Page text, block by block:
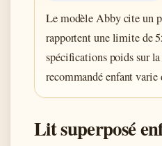
Le modèle Abby cite un
rapportent une limite de
spécifications poids sur
recommandé enfant
Lit superposé